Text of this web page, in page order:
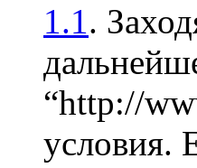
1.1.
“http://
условия.